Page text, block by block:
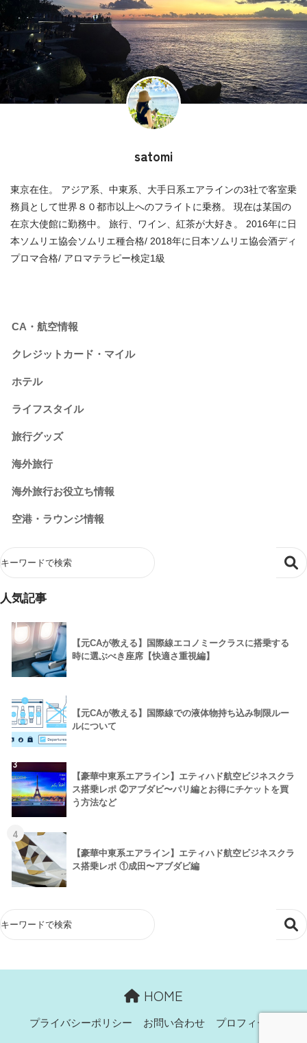
satomi
東京在住。 アジア系、中東系、大手日系エアラインの3社で客室乗
務員として世界８０都市以上へのフライトに乗務。 現在は某国の
在京大使館に勤務中。 旅行、ワイン、紅茶が大好き。 2016年に日
本ソムリエ協会ソムリエ種合格/ 2018年に日本ソムリエ協会酒ディ
プロマ合格/ アロマテラピー検定1級
CA・航空情報
クレジットカード・マイル
ホテル
ライフスタイル
旅行グッズ
海外旅行
海外旅行お役立ち情報
空港・ラウンジ情報
人気記事
1
【元CAが教える】国際線エコノミークラスに搭乗する
時に選ぶべき座席【快適さ重視編】
【元CAが教える】国際線での液体物持ち込み制限ルー
ルについて
3
【豪華中東系エアライン】エティハド航空ビジネスクラ
ス搭乗レポ ②アブダビ〜パリ編とお得にチケットを買
う方法など
4
【豪華中東系エアライン】エティハド航空ビジネスクラ
ス搭乗レポ ①成田〜アブダビ編
HOME
プライバシーポリシー お問い合わせ プロフィール